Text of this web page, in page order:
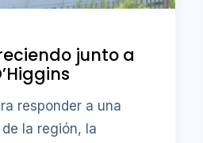
junto a
responder a una
la región, la